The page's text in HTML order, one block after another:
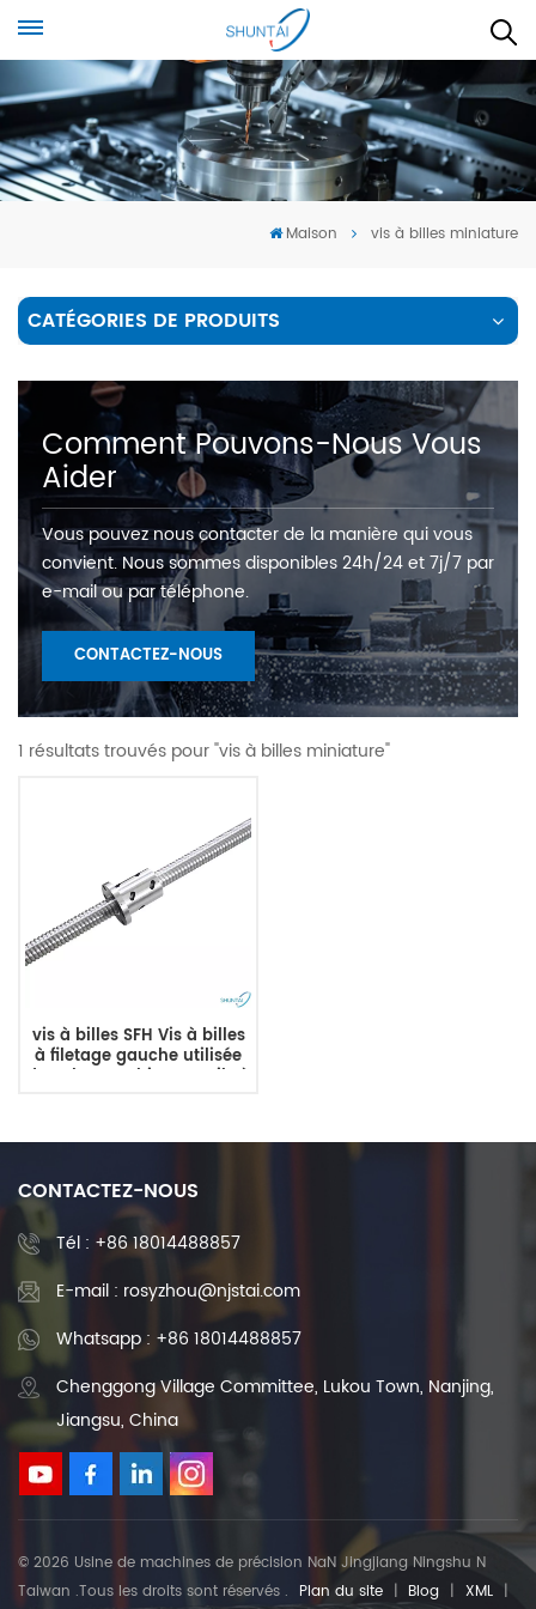
Maison vis à billes miniature
CATÉGORIES DE PRODUITS
Comment Pouvons-Nous Vous
Aider
Vous pouvez nous contacter de la manière qui vous
convient. Nous sommes disponibles 24h/24 et 7j/7 par
e-mail ou par téléphone.
CONTACTEZ-NOUS
1 résultats trouvés pour "vis à billes miniature"
vis à billes SFH Vis à billes
à filetage gauche utilisée
dans les machines-outils à
CONTACTEZ-NOUS
Tél : +86 18014488857
E-mail : rosyzhou@njstai.com
Whatsapp : +86 18014488857
Chenggong Village Committee, Lukou Town, Nanjing,
Jiangsu, China
© 2026 Usine de machines de précision NaN Jingjiang Ningshu N
Taiwan .Tous les droits sont réservés . Plan du site | Blog | XML |